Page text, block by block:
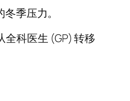
季压力。
科医生 (GP) 转移